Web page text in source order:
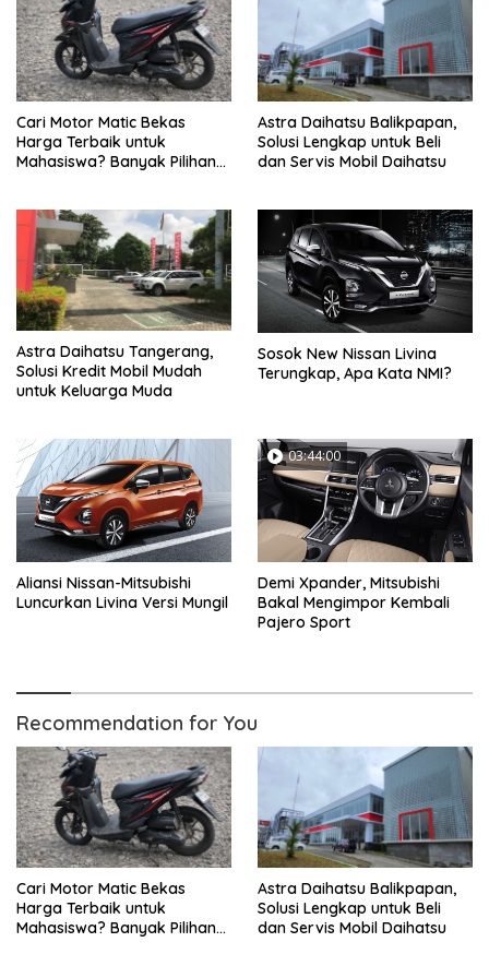
Cari Motor Matic Bekas
Harga Terbaik untuk
Mahasiswa? Banyak Pilihan
Astra Daihatsu Balikpapan,
Solusi Lengkap untuk Beli
dan Servis Mobil Daihatsu
Astra Daihatsu Tangerang,
Solusi Kredit Mobil Mudah
untuk Keluarga Muda
Sosok New Nissan Livina
Terungkap, Apa Kata NMI?
Aliansi Nissan-Mitsubishi
Luncurkan Livina Versi Mungil
03:44:00
Demi Xpander, Mitsubishi
Bakal Mengimpor Kembali
Pajero Sport
Recommendation for You
Cari Motor Matic Bekas
Harga Terbaik untuk
Mahasiswa? Banyak Pilihan
Astra Daihatsu Balikpapan,
Solusi Lengkap untuk Beli
dan Servis Mobil Daihatsu